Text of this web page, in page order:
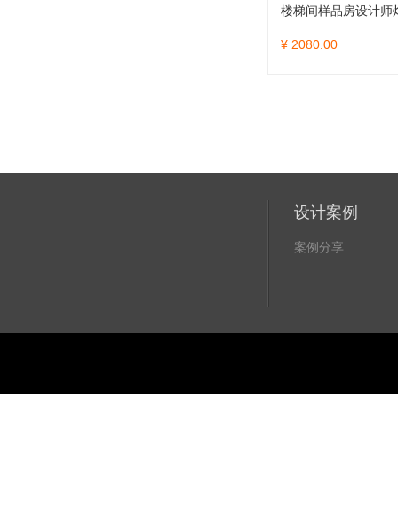
楼梯间样品房设计师
¥ 2080.00
设计案例
案例分享